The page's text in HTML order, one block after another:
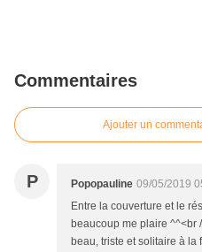
Commentaires
Ajouter un
P Popopauline 09/05/2019
Entre la couverture et le
beaucoup me plaire ^^<br
beau, triste et solitaire à la